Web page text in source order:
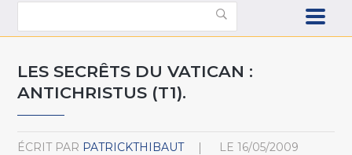
LES SECRÊTS DU VATICAN :
ANTICHRISTUS (T1).
ÉCRIT PAR PATRICKTHIBAUT LE 16/05/2009